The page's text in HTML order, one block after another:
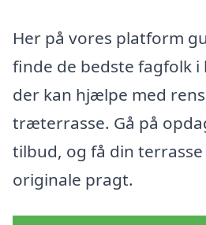
Her på vores platform
finde de bedste fagfolk
der kan hjælpe med
træterrasse. Gå på
tilbud, og få din
originale pragt.